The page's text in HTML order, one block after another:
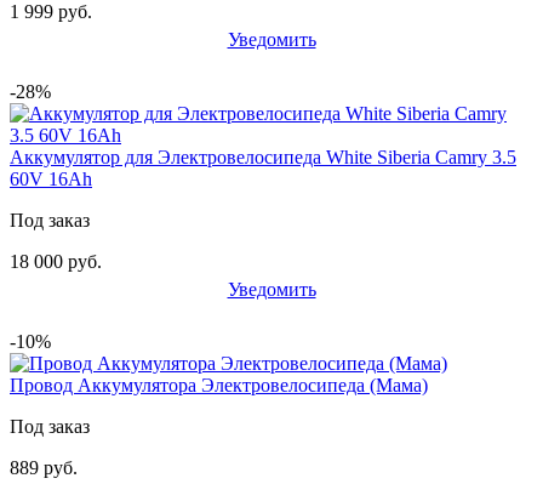
1 999 руб.
Уведомить
-28%
Аккумулятор для Электровелосипеда White Siberia Camry 3.5
60V 16Ah
Под заказ
18 000 руб.
Уведомить
-10%
Провод Аккумулятора Электровелосипеда (Мама)
Под заказ
889 руб.